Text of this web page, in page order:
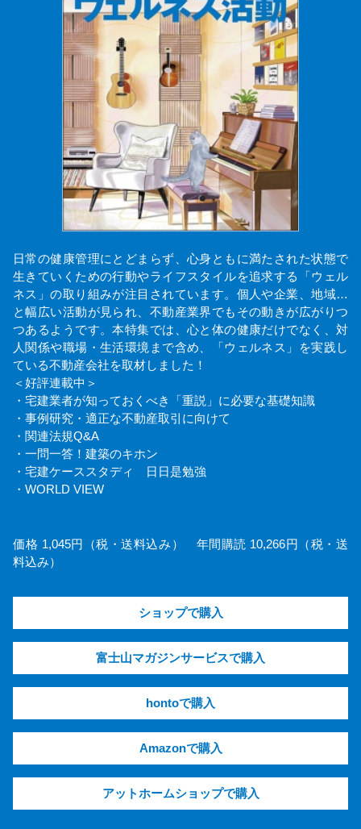
日常の健康管理にとどまらず、心身ともに満たされた状態で
生きていくための行動やライフスタイルを追求する「ウェル
ネス」の取り組みが注目されています。個人や企業、地域…
と幅広い活動が見られ、不動産業界でもその動きが広がりつ
つあるようです。本特集では、心と体の健康だけでなく、対
人関係や職場・生活環境まで含め、「ウェルネス」を実践し
ている不動産会社を取材しました！
＜好評連載中＞
・宅建業者が知っておくべき「重説」に必要な基礎知識
・事例研究・適正な不動産取引に向けて
・関連法規Q&A
・一問一答！建築のキホン
・宅建ケーススタディ 日日是勉強
・WORLD VIEW
価格 1,045円（税・送料込み） 年間購読 10,266円（税・送
料込み）
ショップで購入
富士山マガジンサービスで購入
hontoで購入
Amazonで購入
アットホームショップで購入